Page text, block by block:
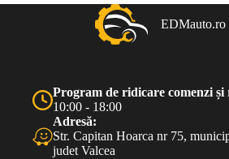
EDMauto.ro
Program de ridicare comenzi
10:00 - 18:00
Adresă:
Str. Capitan Hoarca nr 75,
judet Valcea